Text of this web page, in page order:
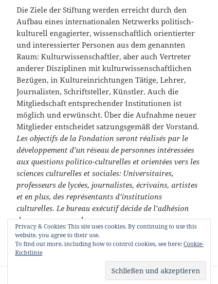
Die Ziele der Stiftung werden erreicht durch den
Aufbau eines internationalen Netzwerks politisch-
kulturell engagierter, wissenschaftlich orientierter
und interessierter Personen aus dem genannten
Raum: Kulturwissenschaftler, aber auch Vertreter
anderer Disziplinen mit kulturwissenschaftlichen
Bezügen, in Kultureinrichtungen Tätige, Lehrer,
Journalisten, Schriftsteller, Künstler. Auch die
Mitgliedschaft entsprechender Institutionen ist
möglich und erwünscht. Über die Aufnahme neuer
Mitglieder entscheidet satzungsgemäß der Vorstand.
Les objectifs de la Fondation seront réalisés par le
développement d’un réseau de personnes intéressées
aux questions politico-culturelles et orientées vers les
sciences culturelles et sociales: Universitaires,
professeurs de lycées, journalistes, écrivains, artistes
et en plus, des représentants d’institutions
culturelles. Le bureau exécutif décide de l’adhésion
des nouveaux membres.
Mit Stolz präsentiert von WordPress
Privacy & Cookies: This site uses cookies. By continuing to use this
website, you agree to their use.
To find out more, including how to control cookies, see here:Cookie-
Richtlinie